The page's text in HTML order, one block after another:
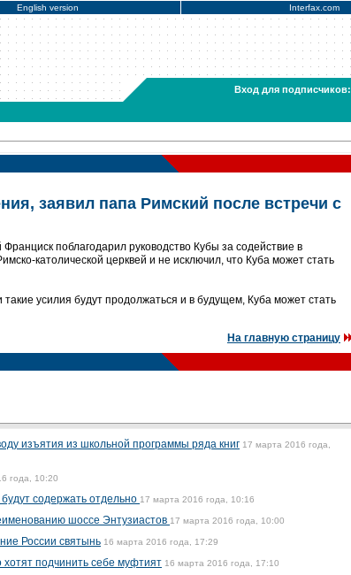
English version Interfax.com
Вход для подписчиков:
заявил папа Римский после встречи с
поблагодарил руководство Кубы за содействие в
католической церквей и не исключил, что Куба может стать
усилия будут продолжаться и в будущем, Куба может стать
На главную страницу
изъятия из школьной программы ряда книг 17 марта 2016 года,
года, 10:20
содержать отдельно 17 марта 2016 года, 10:16
шоссе Энтузиастов 17 марта 2016 года, 10:00
России святынь 16 марта 2016 года, 17:29
подчинить себе муфтият 16 марта 2016 года, 17:10